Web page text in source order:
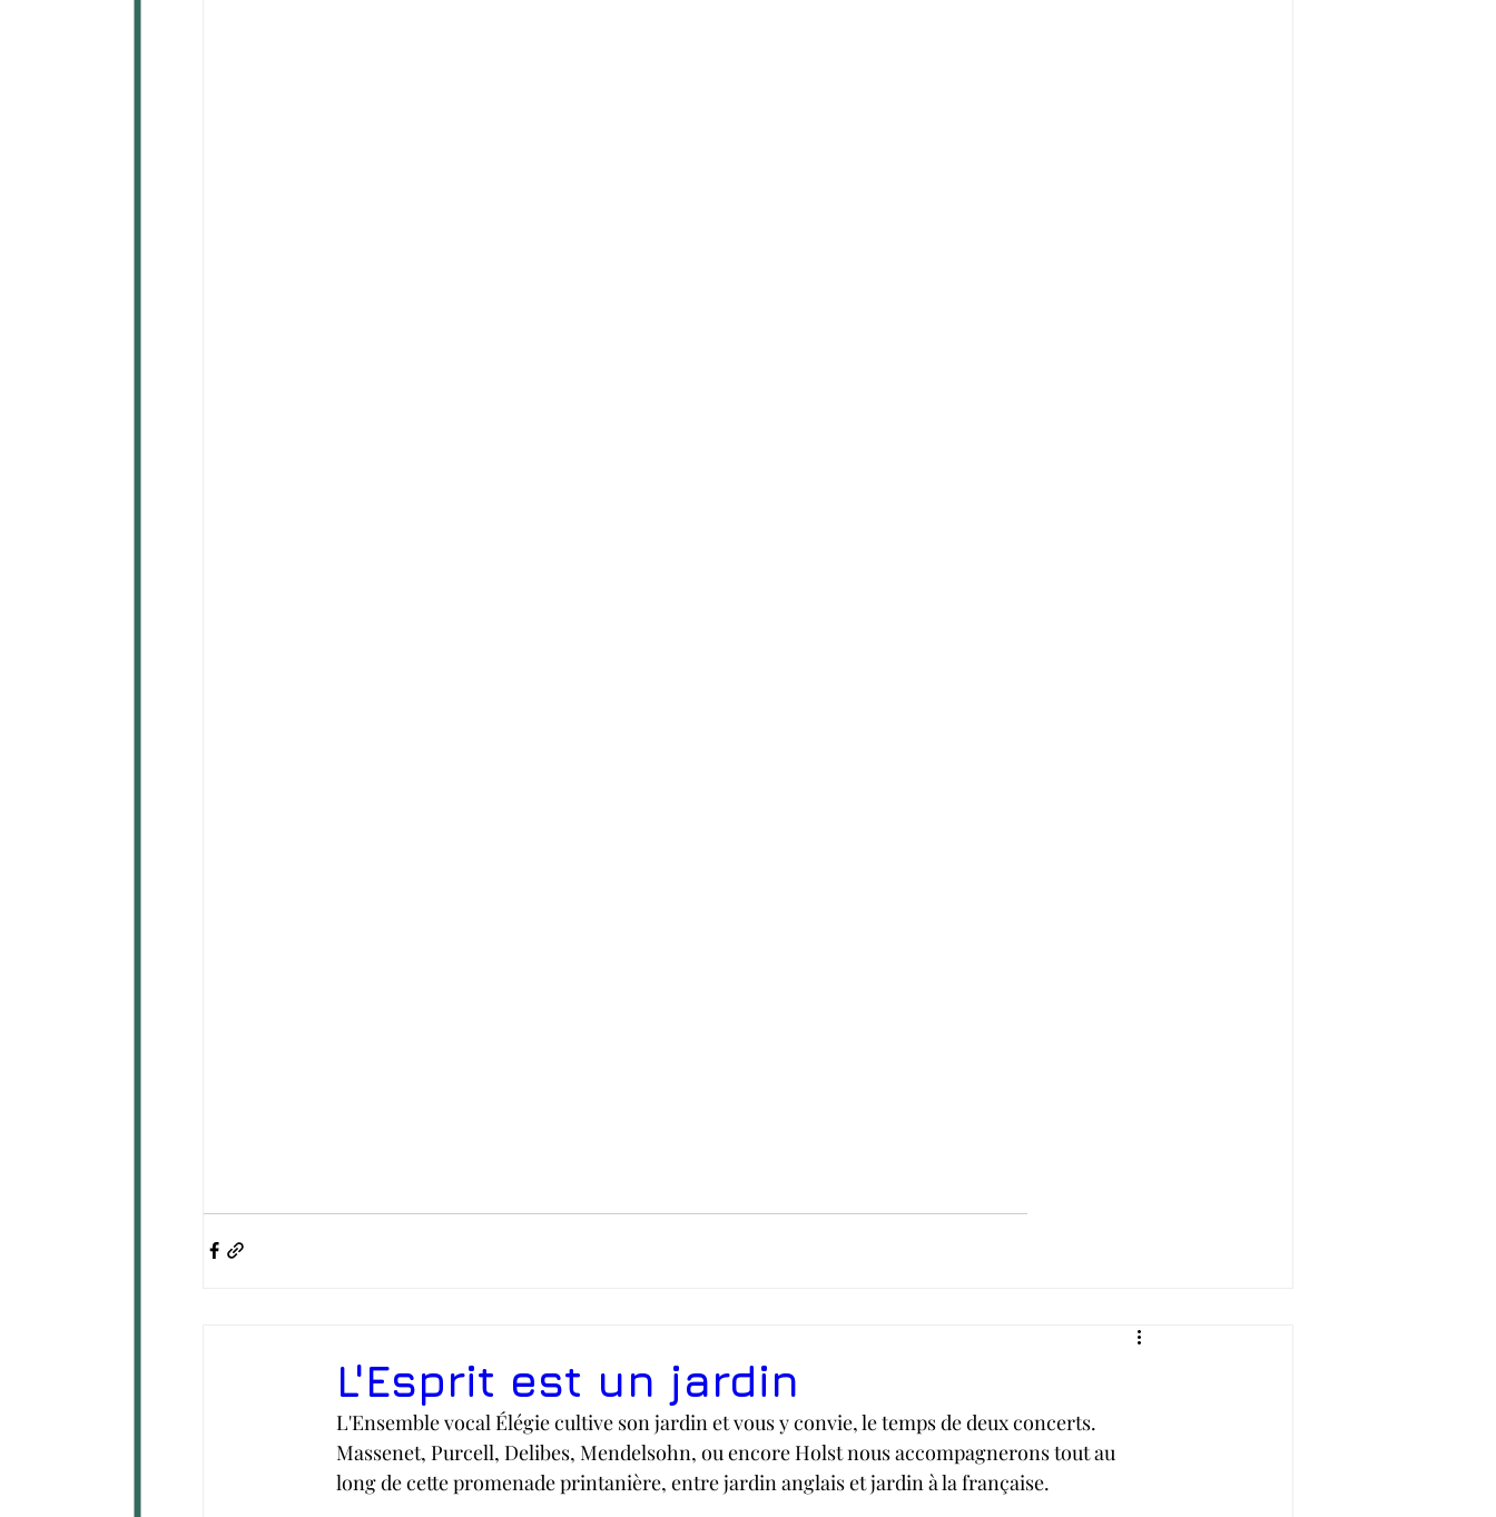
L'Esprit est un jardin
L'Ensemble vocal Élégie cultive son jardin et vous y convie, le temps de deux concerts.
Massenet, Purcell, Delibes, Mendelsohn, ou encore Holst nous accompagnerons tout au
long de cette promenade printanière, entre jardin anglais et jardin à la française.